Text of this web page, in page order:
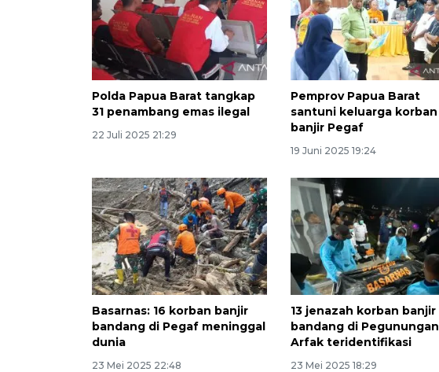
Polda Papua Barat tangkap
31 penambang emas ilegal
22 Juli 2025 21:29
Pemprov Papua Barat
santuni keluarga korban
banjir Pegaf
19 Juni 2025 19:24
Basarnas: 16 korban banjir
bandang di Pegaf meninggal
dunia
23 Mei 2025 22:48
13 jenazah korban banjir
bandang di Pegunungan
Arfak teridentifikasi
23 Mei 2025 18:29